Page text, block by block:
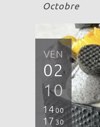
Octobre
VEN
02
10
1400
17 30